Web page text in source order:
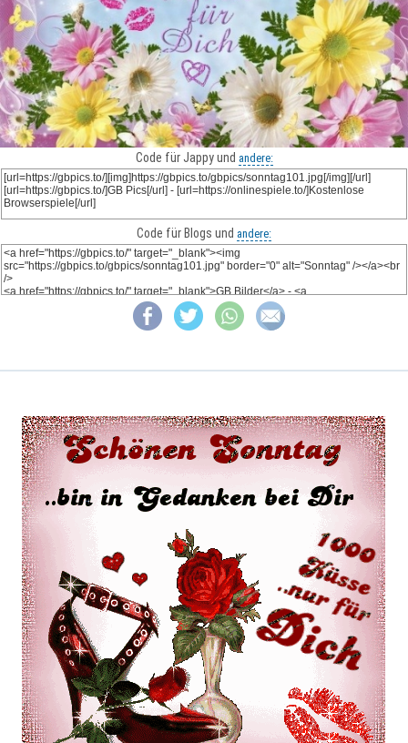
Code für Jappy und andere:
Code für Blogs und andere: